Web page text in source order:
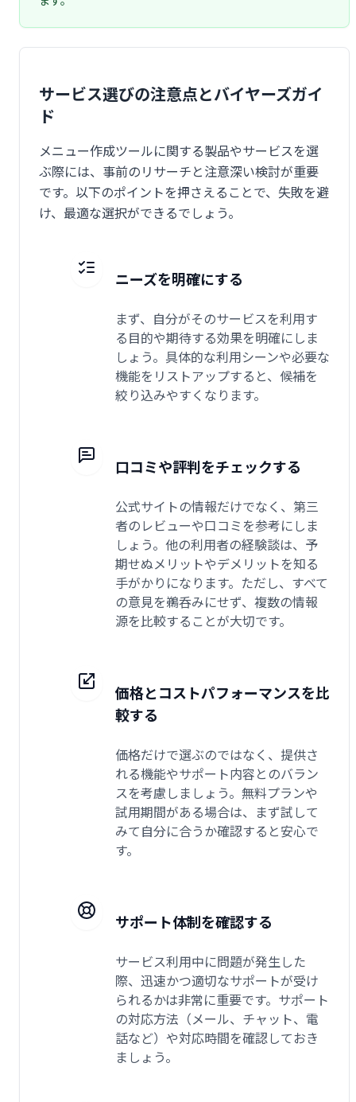
サービス選びの注意点とバイヤーズガイ
ド
メニュー作成ツールに関する製品やサービスを選
ぶ際には、事前のリサーチと注意深い検討が重要
です。以下のポイントを押さえることで、失敗を避
け、最適な選択ができるでしょう。
ニーズを明確にする
まず、自分がそのサービスを利用す
る目的や期待する効果を明確にしま
しょう。具体的な利用シーンや必要な
機能をリストアップすると、候補を
絞り込みやすくなります。
口コミや評判をチェックする
公式サイトの情報だけでなく、第三
者のレビューや口コミを参考にしま
しょう。他の利用者の経験談は、予
期せぬメリットやデメリットを知る
手がかりになります。ただし、すべて
の意見を鵜呑みにせず、複数の情報
源を比較することが大切です。
価格とコストパフォーマンスを比
較する
価格だけで選ぶのではなく、提供さ
れる機能やサポート内容とのバラン
スを考慮しましょう。無料プランや
試用期間がある場合は、まず試して
みて自分に合うか確認すると安心で
す。
サポート体制を確認する
サービス利用中に問題が発生した
際、迅速かつ適切なサポートが受け
られるかは非常に重要です。サポート
の対応方法（メール、チャット、電
話など）や対応時間を確認しておき
ましょう。